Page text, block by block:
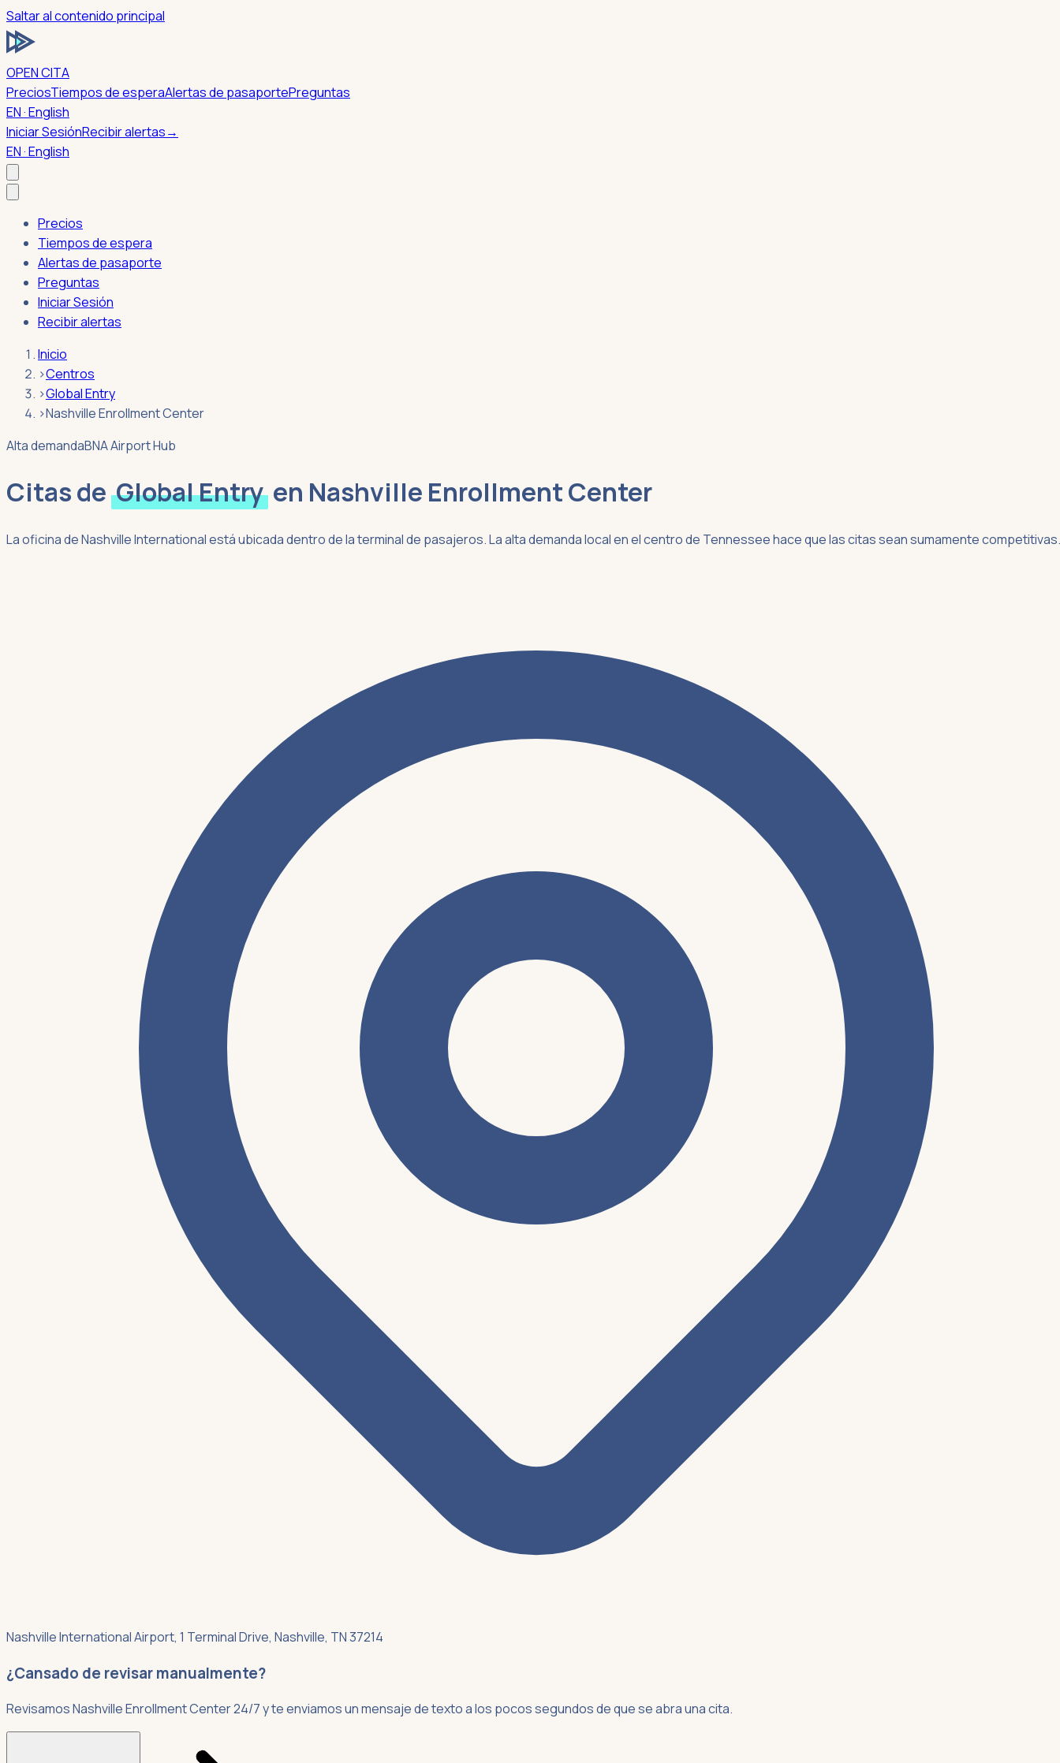
Saltar al contenido principal
OPEN CITA
PreciosTiempos de esperaAlertas de pasaportePreguntas
EN · English
Iniciar SesiónRecibir alertas→
EN · English
Precios
Tiempos de espera
Alertas de pasaporte
Preguntas
Iniciar Sesión
Recibir alertas
Inicio
›Centros
›Global Entry
›Nashville Enrollment Center
Alta demandaBNA Airport Hub
Citas de Global Entry en Nashville Enrollment Center
La oficina de Nashville International está ubicada dentro de la terminal de pasajeros. La alta demanda local en el centro de Tennessee hace que las citas sean sumamente competitivas.
Nashville International Airport, 1 Terminal Drive, Nashville, TN 37214
¿Cansado de revisar manualmente?
Revisamos Nashville Enrollment Center 24/7 y te enviamos un mensaje de texto a los pocos segundos de que se abra una cita.